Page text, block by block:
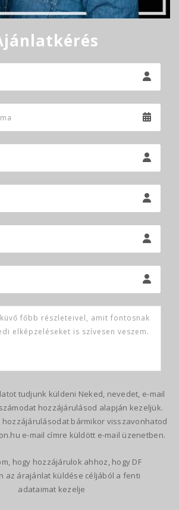
tudjunk küldeni Neked, nevedet, e-mail
hozzájárulásod alapján kezeljük.
hozzájárulásodat bármikor visszavonhatod
e-mail címre küldött e-mail üzenetben.
hogy hozzájárulok ahhoz, hogy DF
az árajánlat küldése céljából a fenti
adataimat kezelje